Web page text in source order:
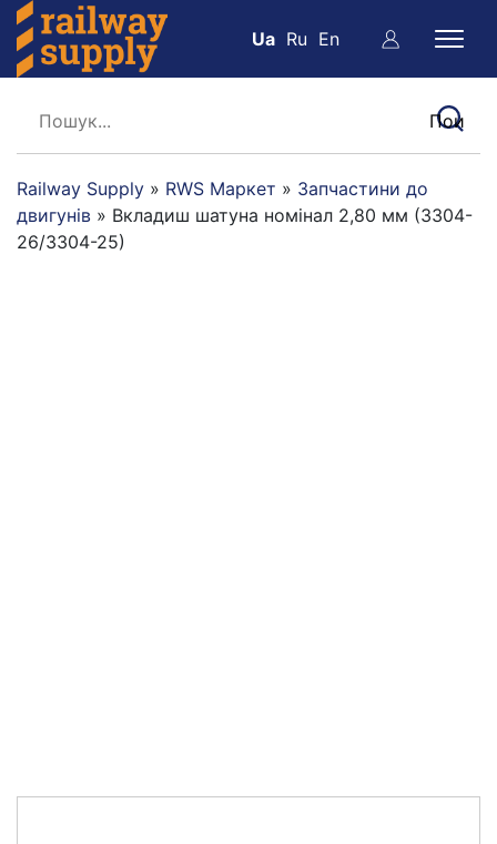
Ua Ru En
Railway Supply » RWS Маркет » Запчастини до
двигунів » Вкладиш шатуна номінал 2,80 мм (3304-
26/3304-25)